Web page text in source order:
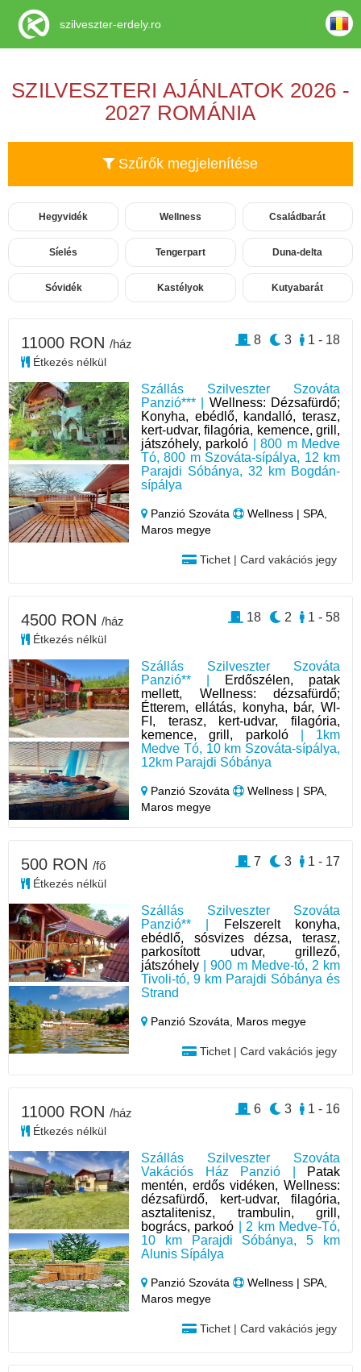
SZILVESZTERI AJÁNLATOK 2026 -
2027 ROMÁNIA
Szűrők megjelenítése
Hegyvidék Wellness Családbarát
Síelés Tengerpart Duna-delta
Sóvidék Kastélyok Kutyabarát
Szállás Szilveszter Szováta
Panzió*** | Wellness: Dézsafürdő;
Konyha, ebédlő, kandalló, terasz,
kert-udvar, filagória, kemence, grill,
játszóhely, parkoló | 800 m Medve
Tó, 800 m Szováta-sípálya, 12 km
Parajdi Sóbánya, 32 km Bogdán-
sípálya
Panzió Szováta
Wellness | SPA,
Maros megye
Tichet | Card vakációs jegy
11000 RON /ház
Étkezés nélkül
1 - 18
3
8
Szállás Szilveszter Szováta
Panzió** |
Erdőszélen, patak
mellett, Wellness: dézsafürdő;
Étterem, ellátás, konyha, bár, WI-
FI, terasz, kert-udvar, filagória,
kemence, grill, parkoló| 1km
Medve Tó, 10 km Szováta-sípálya,
12km Parajdi Sóbánya
Panzió Szováta
Wellness | SPA,
Maros megye
4500 RON /ház
Étkezés nélkül
1 - 58
2
18
Szállás Szilveszter Szováta
Panzió** |
Felszerelt konyha,
ebédlő, sósvizes dézsa, terasz,
parkosított udvar, grillező,
játszóhely | 900 m Medve-tó, 2 km
Tivoli-tó, 9 km Parajdi Sóbánya és
Strand
Panzió Szováta, Maros megye
Tichet | Card vakációs jegy
500 RON /fő
Étkezés nélkül
1 - 17
3
7
Szállás Szilveszter Szováta
Vakációs Ház Panzió |
Patak
mentén, erdős vidéken, Wellness:
dézsafürdő, kert-udvar, filagória,
asztalitenisz, trambulin, grill,
bogrács, parkoó | 2 km Medve-Tó,
10 km Parajdi Sóbánya, 5 km
Alunis Sípálya
Panzió Szováta
Wellness | SPA,
Maros megye
Tichet | Card vakációs jegy
11000 RON /ház
Étkezés nélkül
1 - 16
3
6
szilveszter-erdely.ro